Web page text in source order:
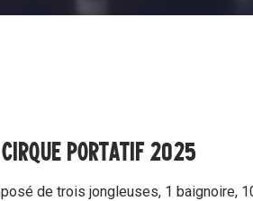
PORTATIF 2025
de trois jongleuses, 1 baignoire,